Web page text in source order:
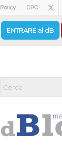
Policy DPO
ENTRARE al dB